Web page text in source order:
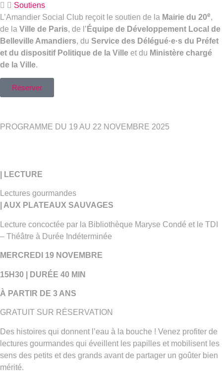
Soutiens
L’Amandier Social Club reçoit le soutien de la Mairie du 20e,
de la Ville de Paris, de l’ Équipe de Développement Local de
Belleville Amandiers, du Service des Délégué·e·s du Préfet
et du dispositif Politique de la Ville et du Ministère chargé
de la Ville.
Réserver
PROGRAMME DU 19 AU 22 NOVEMBRE 2025
| LECTURE
Lectures gourmandes
| AUX PLATEAUX SAUVAGES
Lecture concoctée par la Bibliothèque Maryse Condé et le TDI
– Théâtre à Durée Indéterminée
MERCREDI 19 NOVEMBRE
15H30 | DURÉE 40 MIN
À PARTIR DE 3 ANS
GRATUIT SUR RÉSERVATION
Des histoires qui donnent l’eau à la bouche ! Venez profiter de
lectures gourmandes qui éveillent les papilles et mobilisent les
sens des petits et des grands avant de partager un goûter bien
mérité.